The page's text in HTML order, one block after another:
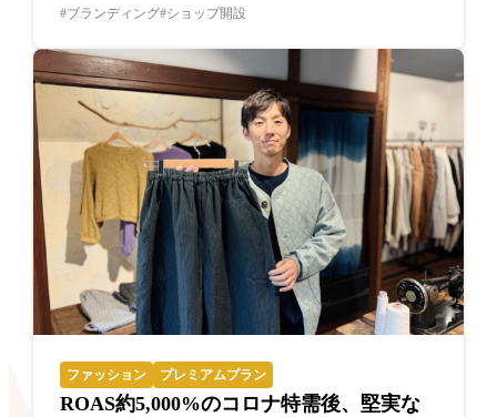
ブランディング ショップ開設
ファッション プレミアムプラン
ROAS約5,000%のコロナ特需後、堅実な